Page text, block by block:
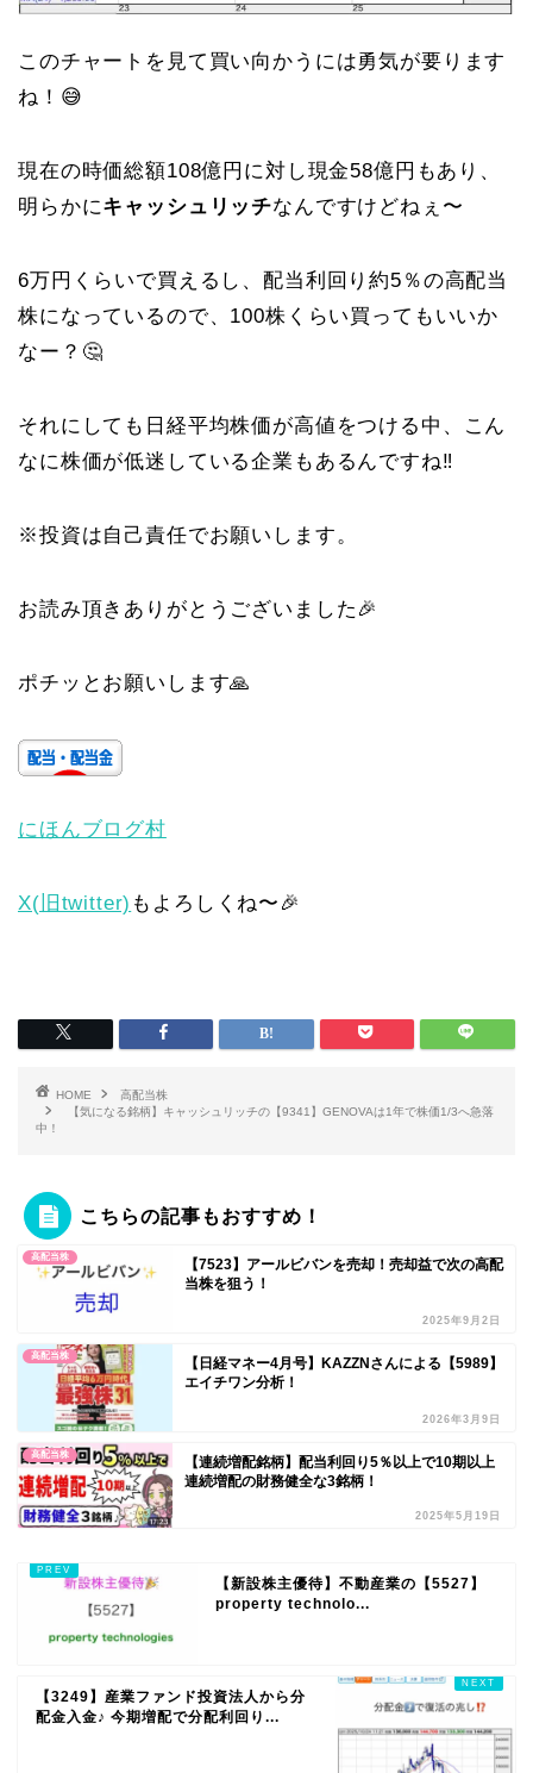
このチャートを見て買い向かうには勇気が要ります
ね！😅
現在の時価総額108億円に対し現金58億円もあり、
明らかにキャッシュリッチなんですけどねぇ〜
6万円くらいで買えるし、配当利回り約5％の高配当
株になっているので、100株くらい買ってもいいか
なー？🤔
それにしても日経平均株価が高値をつける中、こん
なに株価が低迷している企業もあるんですね‼️
※投資は自己責任でお願いします。
お読み頂きありがとうございました🎉
ポチッとお願いします🙏
にほんブログ村
X(旧twitter) もよろしくね〜🎉
HOME
高配当株
【気になる銘柄】キャッシュリッチの【9341】GENOVAは1年で株価1/3へ急落
中！
こちらの記事もおすすめ！
高配当株
【7523】アールビバンを売却！売却益で次の高配
当株を狙う！
2025年9月2日
高配当株
【日経マネー4月号】KAZZNさんによる【5989】
エイチワン分析！
2026年3月9日
高配当株
【連続増配銘柄】配当利回り5％以上で10期以上
連続増配の財務健全な3銘柄！
2025年5月19日
【新設株主優待】不動産業の【5527】
property technolo...
【3249】産業ファンド投資法人から分
配金入金♪ 今期増配で分配利回り...